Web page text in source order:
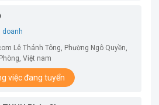
doanh
Lê Thánh Tông, Phường Ngô Quyền,
Việt nam
việc đang tuyển